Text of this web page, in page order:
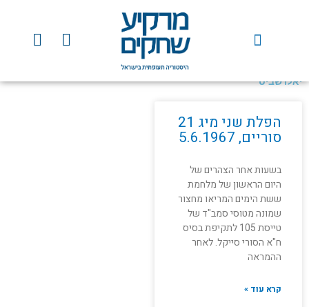
F
a
e
Y
o
t יאלו שביט
הפלת שני מיג 21
סוריים, 5.6.1967
בשעות אחר הצהרים של
היום הראשון של מלחמת
ששת הימים המריאו מחצור
שמונה מטוסי סמב"ד של
טייסת 105 לתקיפת בסיס
ח"א הסורי סייקל. לאחר
ההמראה
קרא עוד »